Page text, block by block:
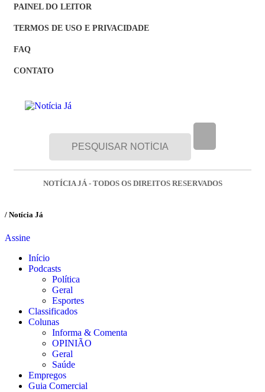
PAINEL DO LEITOR
TERMOS DE USO E PRIVACIDADE
FAQ
CONTATO
NOTÍCIA JÁ - TODOS OS DIREITOS RESERVADOS
/ Notícia Já
Assine
Início
Podcasts
Política
Geral
Esportes
Classificados
Colunas
Informa & Comenta
OPINIÃO
Geral
Saúde
Empregos
Guia Comercial